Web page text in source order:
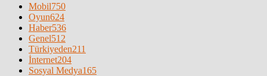
Mobil750
Oyun624
Haber536
Genel512
Türkiyeden211
İnternet204
Sosyal Medya165